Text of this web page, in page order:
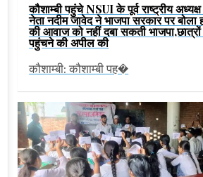
कौशाम्बी पहुंचे NSUI के पूर्व राष्ट्रीय
नेता नदीम जावेद ने भाजपा सरकार पर बोला
की आवाज को नहीं दबा सकती
पहुंचने की अपील की
कौशाम्बी: कौशाम्बी पह�